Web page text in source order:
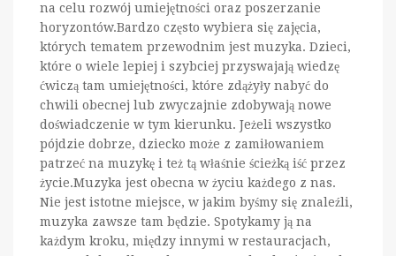
na celu rozwój umiejętności oraz poszerzanie
horyzontów.Bardzo często wybiera się zajęcia,
których tematem przewodnim jest muzyka. Dzieci,
które o wiele lepiej i szybciej przyswajają wiedzę
ćwiczą tam umiejętności, które zdążyły nabyć do
chwili obecnej lub zwyczajnie zdobywają nowe
doświadczenie w tym kierunku. Jeżeli wszystko
pójdzie dobrze, dziecko może z zamiłowaniem
patrzeć na muzykę i też tą właśnie ścieżką iść przez
życie.Muzyka jest obecna w życiu każdego z nas.
Nie jest istotne miejsce, w jakim byśmy się znaleźli,
muzyka zawsze tam będzie. Spotykamy ją na
każdym kroku, między innymi w restauracjach,